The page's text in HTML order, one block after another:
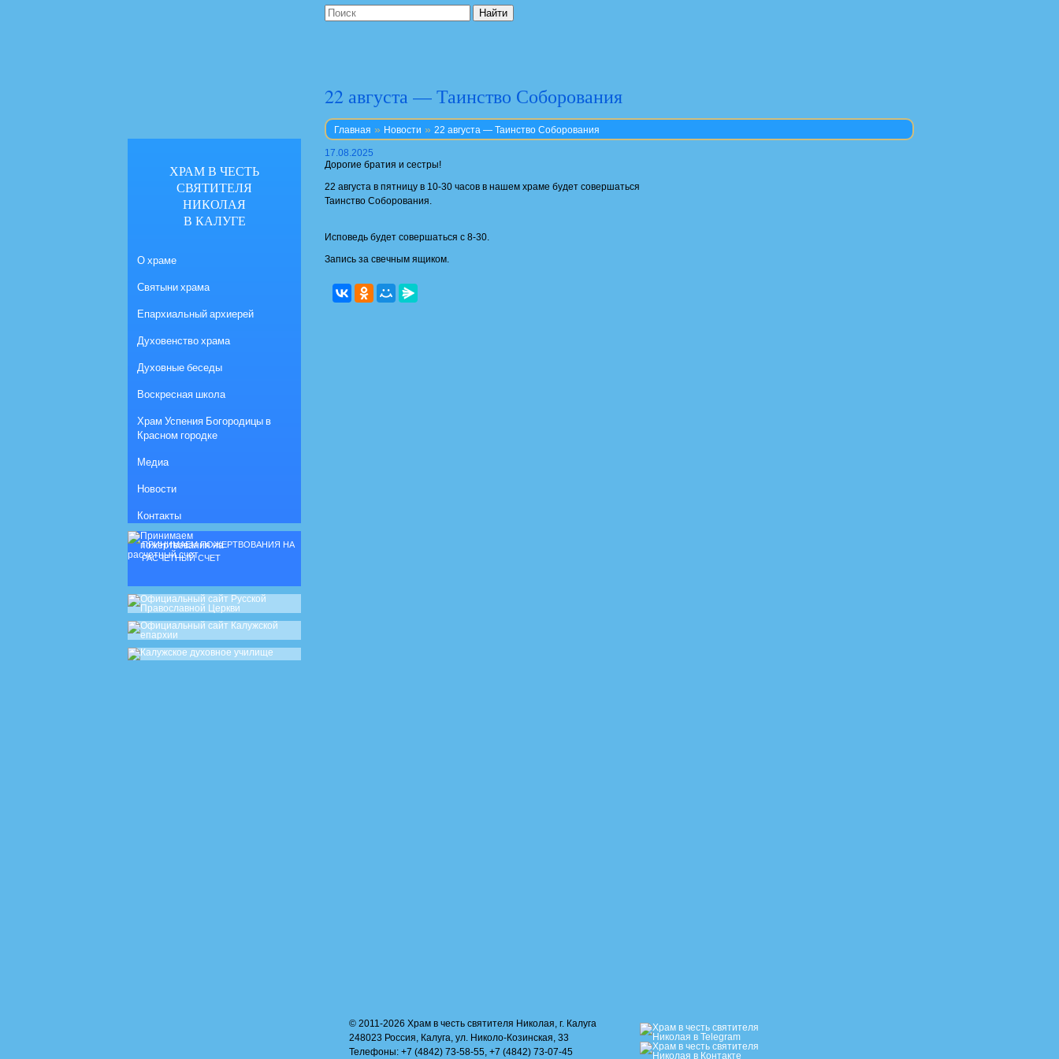
22 августа — Таинство Соборования
Главная » Новости » 22 августа — Таинство Соборования
17.08.2025
Дорогие братия и сестры!
22 августа в пятницу в 10-30 часов в нашем храме будет совершаться
Таинство Соборования.
Исповедь будет совершаться с 8-30.
Запись за свечным ящиком.
ХРАМ В ЧЕСТЬ
СВЯТИТЕЛЯ
НИКОЛАЯ
В КАЛУГЕ
О храме
Святыни храма
Епархиальный архиерей
Духовенство храма
Духовные беседы
Воскресная школа
Храм Успения Богородицы в
Красном городке
Медиа
Новости
Контакты
ПРИНИМАЕМ ПОЖЕРТВОВАНИЯ НА
РАСЧЕТНЫЙ СЧЕТ
© 2011-2026 Храм в честь святителя Николая, г. Калуга
248023 Россия, Калуга, ул. Николо-Козинская, 33
Телефоны: +7 (4842) 73-58-55, +7 (4842) 73-07-45